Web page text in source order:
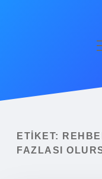
Yasal Uyarı
ETIKET:
FAZLASI